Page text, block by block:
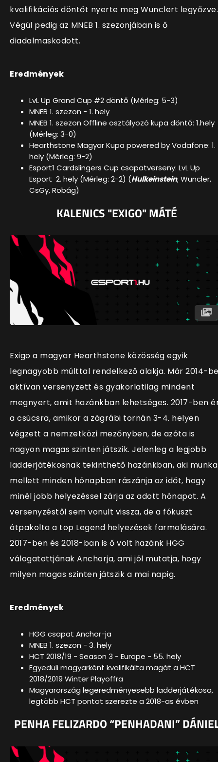
kvalifikációs döntőt nyerte meg Wunclert legyőzve.
Végül pedig az MNEB 1. szezonjában is ő
diadalmaskodott.
Eredmények
LvL Up Grand Cup #2 döntő (Mérleg: 5-3)
MNEB 1. szezon - 1. hely
MNEB 1. szezon Offline osztályozó kupa döntő: 1.hely
(Mérleg: 3-0)
Hearthstone Magyar Kupa powered by Vodafone: 1.
hely (Mérleg: 9-2)
Esport1 Cardslingers Cup csapatverseny: LvL Up
Esport 2. hely (Mérleg: 2-2) (Hulkeinstein, Wuncler,
CsGy, Robág)
KALENICS "EXIGO" MÁTÉ
Exigo a magyar Hearthstone közösség egyik
legnagyobb múlttal rendelkező alakja. Már 2014-
aktívan versenyzett és gyakorlatilag mindent
megnyert, amit hazánkban lehetséges. 2017-ben
a csúcsra, amikor a zágrábi tornán 3-4. helyen
végzett a nemzetközi mezőnyben, de azóta is
nagyon magas szinten játszik. Jelenleg a legjobb
ladderjátékosnak tekinthető hazánkban, aki munka
mellett minden hónapban rászánja az időt, hogy
minél jobb helyezéssel zárja az adott hónapot. A
versenyzéstől sem vonult vissza, de a fókuszt
átpakolta a top Legend helyezések farmolására.
2017-ben és 2018-ban is ő volt hazánk HGG
válogatottjának Anchorja, ami jól mutatja, hogy
milyen magas szinten játszik a mai napig.
Eredmények
HGG csapat Anchor-ja
MNEB 1. szezon - 3. hely
HCT 2018/19 - Season 3 - Europe - 55. hely
Egyedüli magyarként kvalifikálta magát a HCT
2018/2019 Winter Playoffra
Magyarország legeredményesebb ladderjátékosa,
legtöbb HCT pontot szerezte a 2018-as évben
PENHA FELIZARDO “PENHADANI”